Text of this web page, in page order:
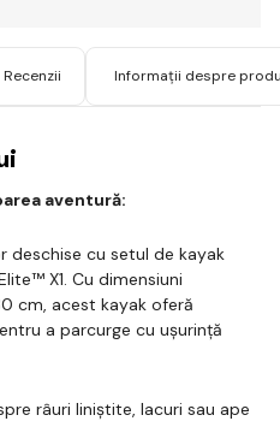
Recenzii Informații despre
aventură:
deschise cu setul de kayak
X1. Cu dimensiuni
cm, acest kayak oferă
a parcurge cu ușurință
râuri liniștite, lacuri sau ape